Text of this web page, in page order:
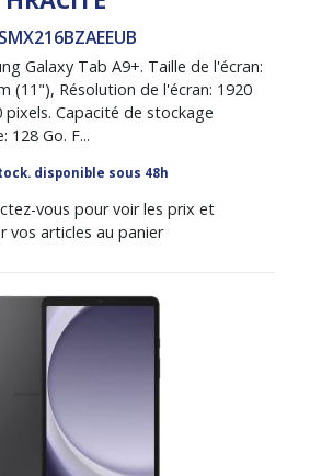
Galaxy Tab A9+. Taille de l'écran:
(11"), Résolution de l'écran: 1920
pixels. Capacité de stockage
128 Go. F...
disponible sous 48h
vous pour voir les prix et
vos articles au panier